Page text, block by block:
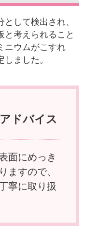
して検出され、
と考えられること
ニウムがこすれ
しました。
ドバイス
面にめっき
ますので、
寧に取り扱